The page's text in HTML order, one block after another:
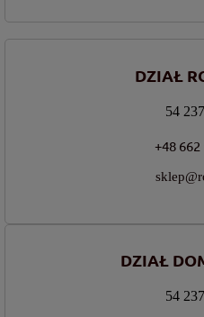
DZIAŁ
54
+48 662
DZIAŁ
54